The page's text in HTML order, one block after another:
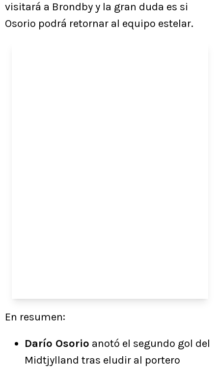
visitará a Brondby y la gran duda es si
Osorio podrá retornar al equipo estelar.
En resumen:
Darío Osorio anotó el segundo gol del
Midtjylland tras eludir al portero